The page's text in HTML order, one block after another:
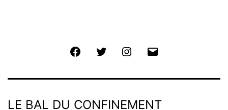
FacebookTwitter Instagram
LE BAL DU CONFINEMENT